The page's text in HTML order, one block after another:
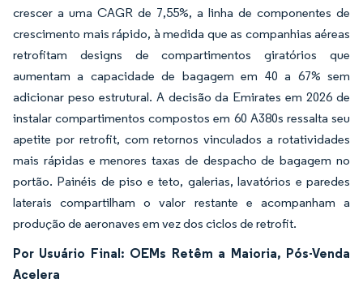
crescer a uma CAGR de 7,55%, a linha de componentes de
crescimento mais rápido, à medida que as companhias aéreas
retrofitam designs de compartimentos giratórios que
aumentam a capacidade de bagagem em 40 a 67% sem
adicionar peso estrutural. A decisão da Emirates em 2026 de
instalar compartimentos compostos em 60 A380s ressalta seu
apetite por retrofit, com retornos vinculados a rotatividades
mais rápidas e menores taxas de despacho de bagagem no
portão. Painéis de piso e teto, galerias, lavatórios e paredes
laterais compartilham o valor restante e acompanham a
produção de aeronaves em vez dos ciclos de retrofit.
Por Usuário Final: OEMs Retêm a Maioria, Pós-Venda
Acelera